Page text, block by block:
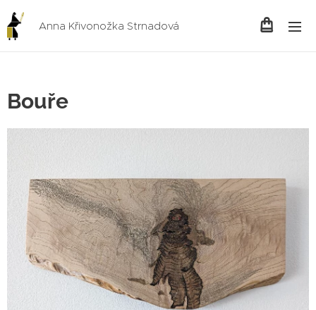
Anna Křivonožka Strnadová
Bouře